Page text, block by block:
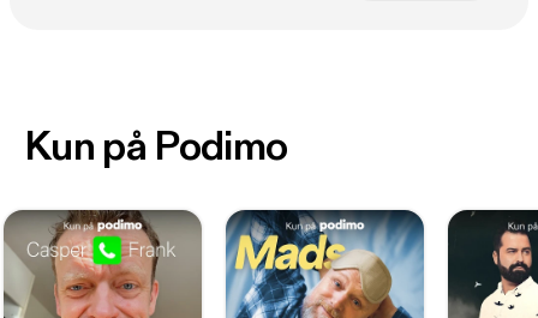
Kun på Podimo